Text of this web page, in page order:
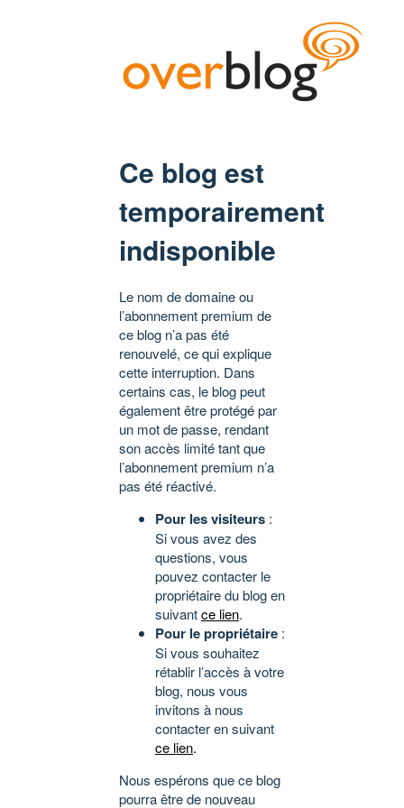
Ce blog est
temporairement
indisponible
Le nom de domaine ou
l’abonnement premium de
ce blog n’a pas été
renouvelé, ce qui explique
cette interruption. Dans
certains cas, le blog peut
également être protégé par
un mot de passe, rendant
son accès limité tant que
l’abonnement premium n’a
pas été réactivé.
Pour les visiteurs :
Si vous avez des
questions, vous
pouvez contacter le
propriétaire du blog en
suivantce lien.
Pour le propriétaire :
Si vous souhaitez
rétablir l’accès à votre
blog, nous vous
invitons à nous
contacter en suivant
ce lien.
Nous espérons que ce blog
pourra être de nouveau